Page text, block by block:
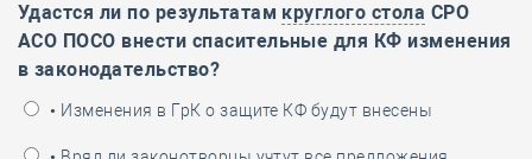
Удастся ли по результатам круглого стола СРО
АСО ПОСО внести спасительные для КФ изменения
в законодательство?
• Изменения в ГрК о защите КФ будут внесены